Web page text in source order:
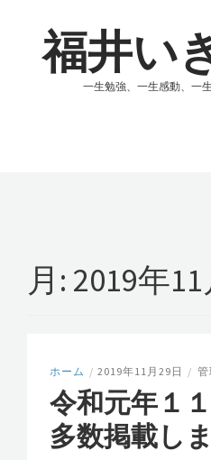
福井い
一生勉強、一生感動、一
月: 2019年11
ホーム / 2019年11月29日 / 管
令和元年１
多数掲載し